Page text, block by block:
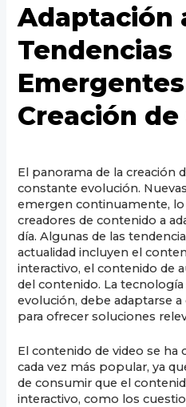
Adaptación
Tendencias
Creación
El panorama de la creación
constante evolución.
emergen continuamente, lo
creadores de contenido a
día. Algunas de las
actualidad incluyen el
interactivo, el contenido de
del contenido. La tecnología
evolución, debe adaptarse
para ofrecer soluciones
El contenido de video se
cada vez más popular, ya
de consumir que el
interactivo, como los